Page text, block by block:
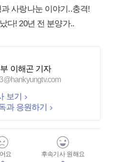
사랑나눈 이야기..충격!
다! 20년 전 분양가..
이해곤 기자
보기
과 응원하기
요
후속기사 원해요